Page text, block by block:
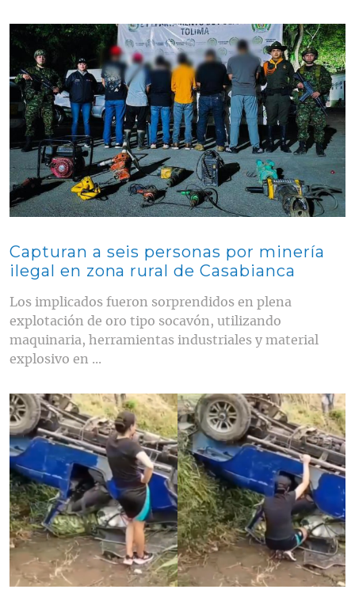
Contenido multimedia principal
Capturan a seis personas por minería
ilegal en zona rural de Casabianca
Los implicados fueron sorprendidos en plena
explotación de oro tipo socavón, utilizando
maquinaria, herramientas industriales y material
explosivo en ...
Contenido multimedia principal